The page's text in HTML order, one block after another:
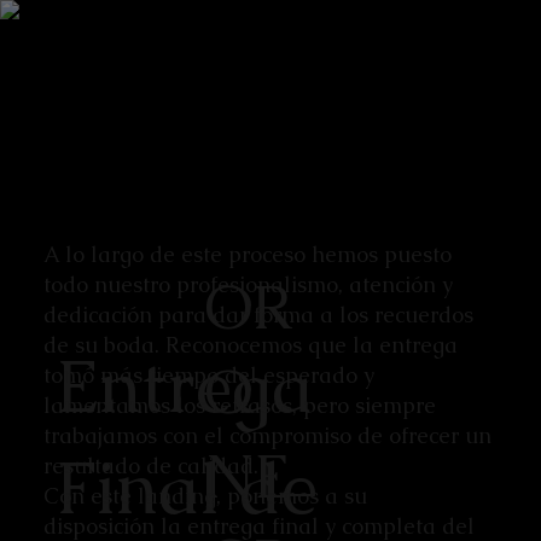
Entrega
Final de
OR
O
NE
A lo largo de este proceso hemos puesto
todo nuestro profesionalismo, atención y
dedicación para dar forma a los recuerdos
de su boda. Reconocemos que la entrega
tomó más tiempo del esperado y
lamentamos los retrasos, pero siempre
trabajamos con el compromiso de ofrecer un
resultado de calidad.
Con este landing, ponemos a su
disposición la entrega final y completa del